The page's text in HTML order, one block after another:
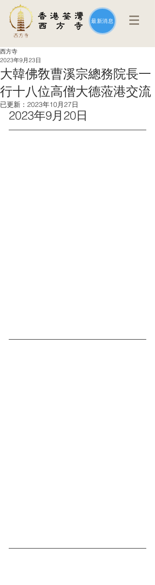
最新消息
大韓佛敎曹溪宗總務院長一
行十八位高僧大德蒞港交流
西方寺
2023年9月23日
已更新： 2023年10月27日
2023年9月20日